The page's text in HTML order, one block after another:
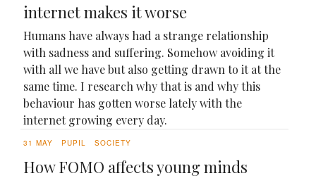
internet makes it worse
Humans have always had a strange relationship
with sadness and suffering. Somehow avoiding it
with all we have but also getting drawn to it at the
same time. I research why that is and why this
behaviour has gotten worse lately with the
internet growing every day.
31 MAY PUPIL SOCIETY
How FOMO affects young minds